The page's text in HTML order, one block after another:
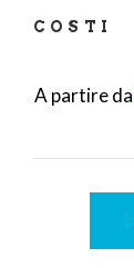
COSTI
A partire da